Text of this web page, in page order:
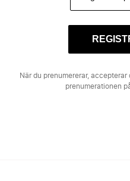
När du prenumererar, accepterar
prenumerationen